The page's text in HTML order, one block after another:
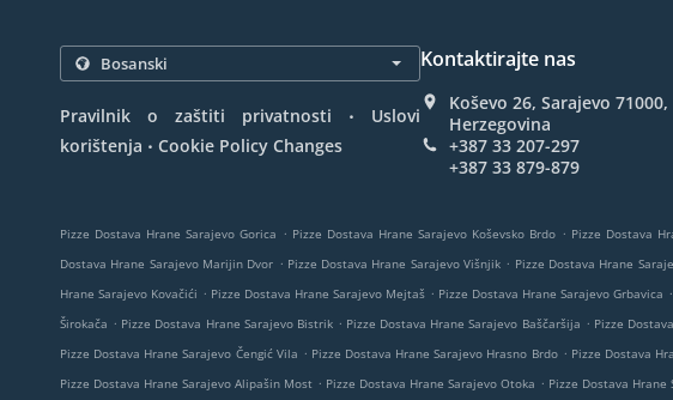
Pravilnik o zaštiti privatnosti .
Uslovi
korištenja . Cookie Policy Changes
Kontaktirajte nas
Koševo 26, Sarajevo
Herzegovina
+387 33 207-297
+387 33 879-879
Pizze Dostava Hrane Sarajevo Gorica . Pizze Dostava Hrane Sarajevo Koševsko Brdo . Pizze Dostava
Dostava Hrane Sarajevo Marijin Dvor . Pizze Dostava Hrane Sarajevo Višnjik . Pizze Dostava Hrane
Hrane Sarajevo Kovačići . Pizze Dostava Hrane Sarajevo Mejtaš . Pizze Dostava Hrane Sarajevo Grbavica .
Širokača . Pizze Dostava Hrane Sarajevo Bistrik . Pizze Dostava Hrane Sarajevo Baščaršija . Pizze
Pizze Dostava Hrane Sarajevo Čengić Vila . Pizze Dostava Hrane Sarajevo Hrasno Brdo . Pizze Dostava
Pizze Dostava Hrane Sarajevo Alipašin Most . Pizze Dostava Hrane Sarajevo Otoka . Pizze Dostava Hrane